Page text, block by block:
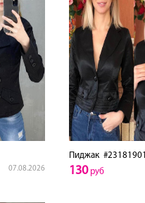
07.08.2026
Пиджак#23181901
130руб